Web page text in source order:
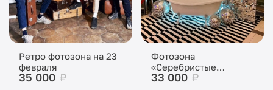
Ретро фотозона на 23
февраля
35 000 ₽
Фотозона
«Серебристые
пайетки с ванной»
33 000 ₽